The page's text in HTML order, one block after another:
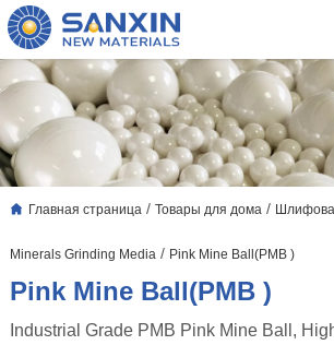
Главная
страница
Товары
для
дома
3.
Применение
Блог
Главная страница / Товары для дома /
Minerals Grinding Media / Pink Mine Ball(PMB )
Pink Mine Ball(PMB )
Industrial Grade PMB Pink Mine Ball,